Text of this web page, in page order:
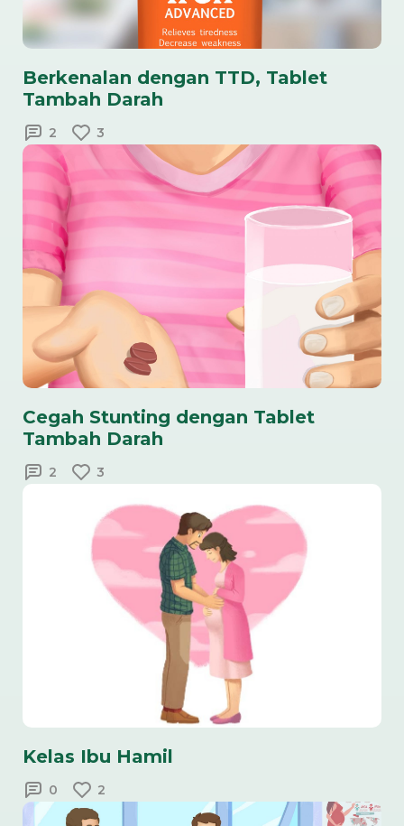
Berkenalan dengan TTD, Tablet
Tambah Darah
2 3
Cegah Stunting dengan Tablet
Tambah Darah
2 3
Kelas Ibu Hamil
0 2